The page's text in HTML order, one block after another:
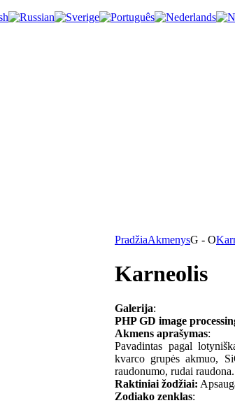
PradžiaAkmenysG - O
Karneolis
Galerija:
PHP GD image
Akmens aprašymas:
Pavadintas pagal
kvarco grupės akmuo,
raudonumo, rudai
Raktiniai žodžiai:
Zodiako zenklas: